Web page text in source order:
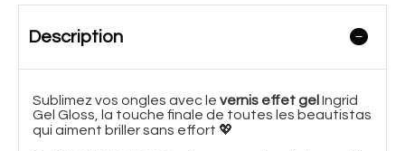
Description
Sublimez vos ongles avec le vernis effet gel Ingrid
Gel Gloss, la touche finale de toutes les beautistas
qui aiment briller sans effort 💖